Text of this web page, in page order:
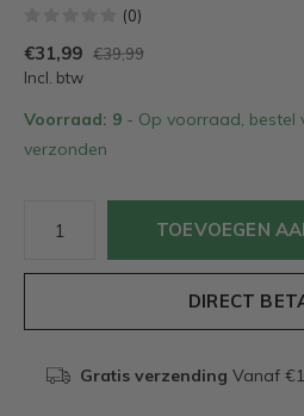
(0)
€31,99 €39,99
Incl. btw
Voorraad: 9 - Op voorraad, bestel
verzonden
TOEVOEGEN
DIRECT
Gratis verzending Vanaf